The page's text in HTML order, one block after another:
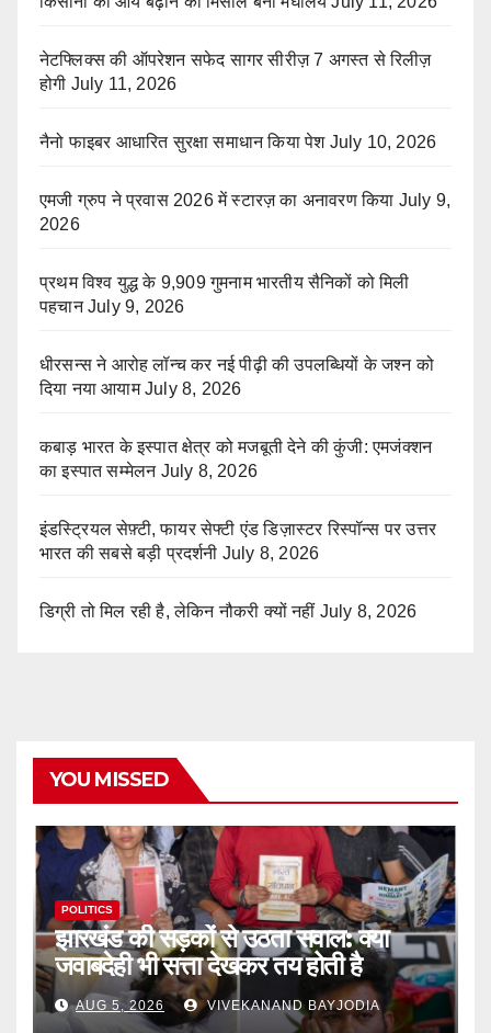
नेटफ्लिक्स की ऑपरेशन सफेद सागर सीरीज़ 7 अगस्त से रिलीज़
होगी July 11, 2026
नैनो फाइबर आधारित सुरक्षा समाधान किया पेश July 10, 2026
एमजी ग्रुप ने प्रवास 2026 में स्टारज़ का अनावरण किया July 9,
2026
प्रथम विश्व युद्ध के 9,909 गुमनाम भारतीय सैनिकों को मिली
पहचान July 9, 2026
धीरसन्स ने आरोह लॉन्च कर नई पीढ़ी की उपलब्धियों के जश्न को
दिया नया आयाम July 8, 2026
कबाड़ भारत के इस्पात क्षेत्र को मजबूती देने की कुंजी: एमजंक्शन
का इस्पात सम्मेलन July 8, 2026
इंडस्ट्रियल सेफ़्टी, फायर सेफ्टी एंड डिज़ास्टर रिस्पॉन्स पर उत्तर
भारत की सबसे बड़ी प्रदर्शनी July 8, 2026
डिग्री तो मिल रही है, लेकिन नौकरी क्यों नहीं July 8, 2026
YOU MISSED
POLITICS
झारखंड की सड़कों से उठता सवाल: क्या
जवाबदेही भी सत्ता देखकर तय होती है
AUG 5, 2026 VIVEKANAND BAYJODIA